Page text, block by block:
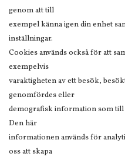
genom att till
exempel känna igen din enhet
inställningar.
Cookies används också för att
exempelvis
varaktigheten av ett besök,
genomfördes eller
demografisk information som
Den här
informationen används för
oss att skapa